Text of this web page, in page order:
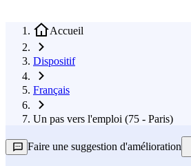
Accueil
Dispositif
Français
Un pas vers l'emploi (75 - Paris)
Faire une suggestion d'amélioration